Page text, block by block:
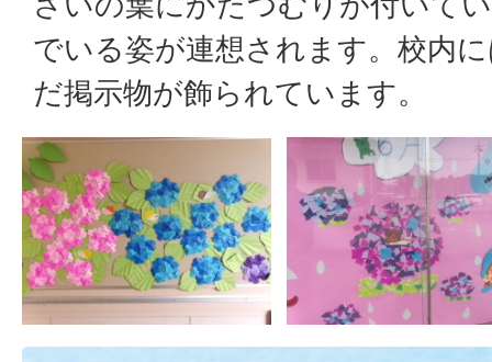
でいる姿が連想されます。校内
だ掲示物が飾られています。